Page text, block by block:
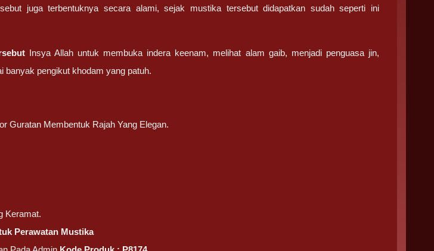
juga terbentuknya secara alami, sejak mustika tersebut didapatkan sudah seperti ini
Insya Allah untuk membuka indera keenam, melihat alam gaib, menjadi penguasa jin,
banyak pengikut khodam yang patuh.
Guratan Membentuk Rajah Yang Elegan.
Keramat.
Perawatan Mustika